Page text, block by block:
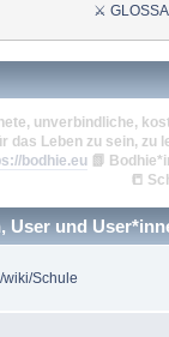
⚔
unverbindliche,
das Leben zu sein,
bodhie.eu 📗
📒
und
Schule